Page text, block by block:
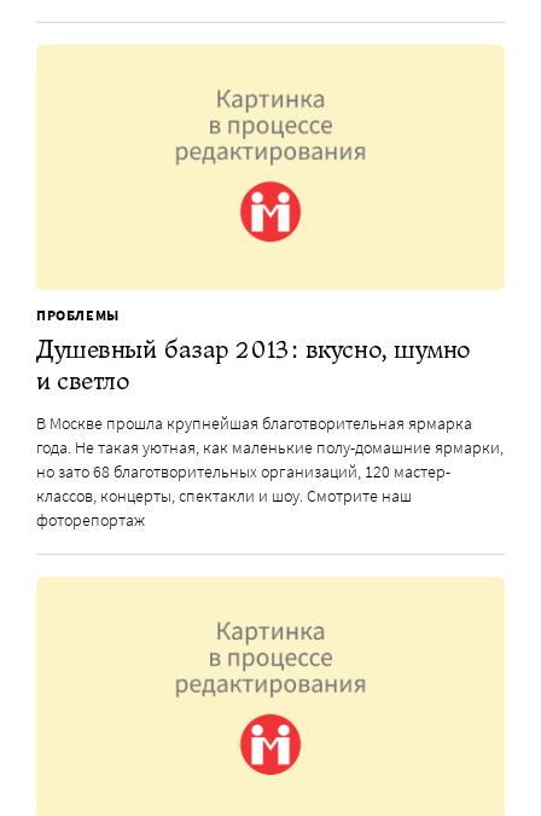
ПРОБЛЕМЫ
Душевный базар 2013: вкусно, шумно
и светло
В Москве прошла крупнейшая благотворительная ярмарка
года. Не такая уютная, как маленькие полу-домашние ярмарки,
но зато 68 благотворительных организаций, 120 мастер-
классов, концерты, спектакли и шоу. Смотрите наш
фоторепортаж